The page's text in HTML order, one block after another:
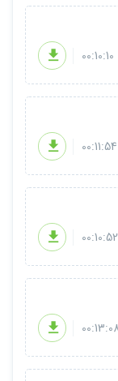
00:10:10
00:11:54
00:10:52